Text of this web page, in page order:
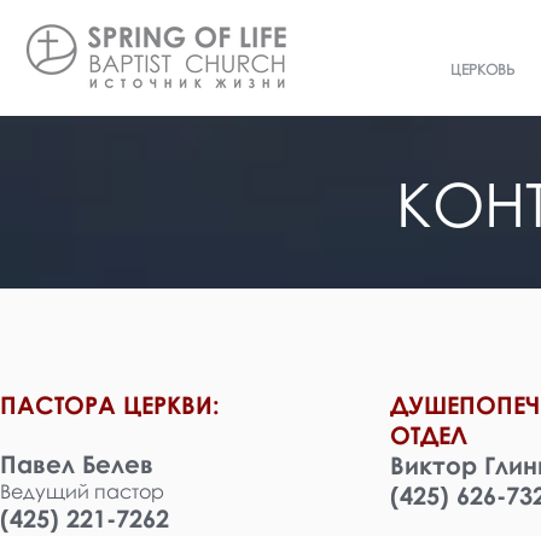
ЦЕРКОВЬ
ПАСТОРА ЦЕРКВИ:
Павел Белев
Ведущий пастор
(425) 221-7262
ОТДЕЛ
Виктор
(425) 626-